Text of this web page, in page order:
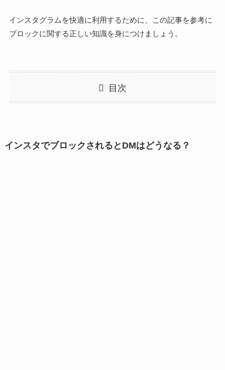
インスタグラムを快適に利用するために、この記事を参考に
ブロックに関する正しい知識を身につけましょう。
目次
インスタでブロックされるとDMはどうなる？